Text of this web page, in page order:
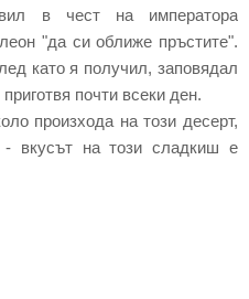
в чест на императора
"да си оближе пръстите".
като я получил, заповядал
почти всеки ден.
произхода на този десерт,
- вкусът на този сладкиш е